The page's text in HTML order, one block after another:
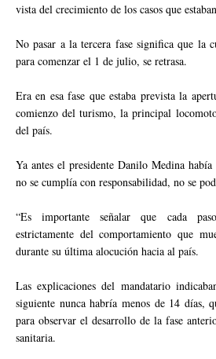
vista del crecimiento de los casos que
No pasar a la tercera fase significa que la
para comenzar el 1 de julio, se retrasa.
Era en esa fase que estaba prevista la
comienzo del turismo, la principal
del país.
Ya antes el presidente Danilo Medina
no se cumplía con responsabilidad, no se
“Es importante señalar que cada
estrictamente del comportamiento que
durante su última alocución hacia al país.
Las explicaciones del mandatario
siguiente nunca habría menos de 14 días,
para observar el desarrollo de la fase
sanitaria.